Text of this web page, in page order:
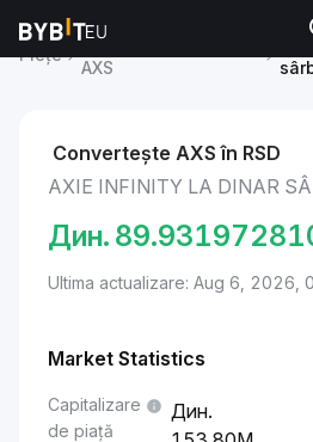
Piețe
Axie Infinity Price
AXS
Convertește AXS în RSD
AXIE INFINITY LA DINAR
Дин.
Ultima actualizare: Aug 6, 2026,
Market Statistics
Capitalizare
de piață